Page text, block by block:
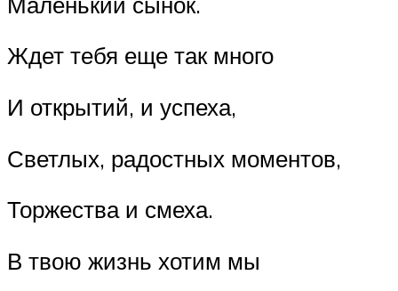
Ждет тебя еще так много
И открытий, и успеха,
Светлых, радостных моментов,
Торжества и смеха.
В твою жизнь хотим мы